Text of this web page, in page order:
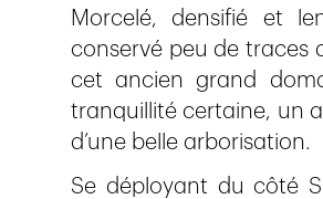
Morcelé, densifié et
conservé peu de traces
cet ancien grand
tranquillité certaine, un
d’une belle arborisation.
Se déployant du côté